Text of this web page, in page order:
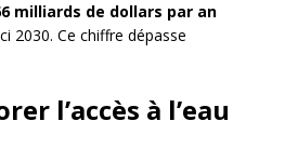
milliards de dollars par an
2030. Ce chiffre dépasse
l’accès à l’eau